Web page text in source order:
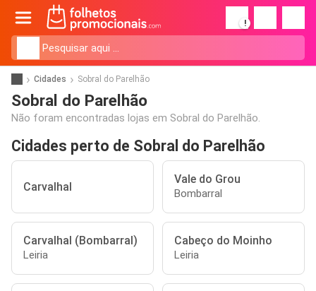
!
Cidades Sobral do Parelhão
Sobral do Parelhão
Não foram encontradas lojas em Sobral do Parelhão.
Cidades perto de Sobral do Parelhão
Carvalhal
Vale do Grou
Bombarral
Carvalhal (Bombarral)
Leiria
Cabeço do Moinho
Leiria